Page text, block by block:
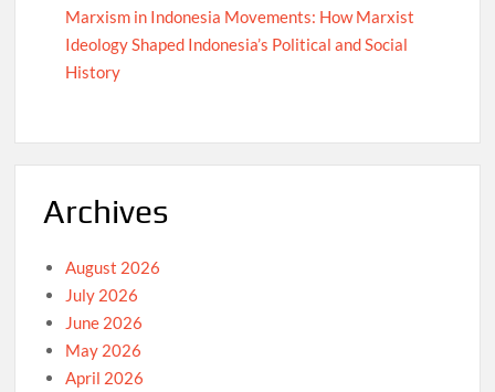
Marxism in Indonesia Movements: How Marxist
Ideology Shaped Indonesia’s Political and Social
History
Archives
August 2026
July 2026
June 2026
May 2026
April 2026